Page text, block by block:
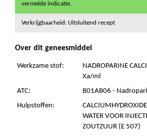
vermelde indicatie.
Verkrijgbaarheid: Uitsluitend recept
Over dit geneesmiddel
Werkzame stof:
NADROPARINE
Xa/ml
ATC:
B01AB06 -
Hulpstoffen:
WATER VOOR
ZOUTZUUR (E 507)